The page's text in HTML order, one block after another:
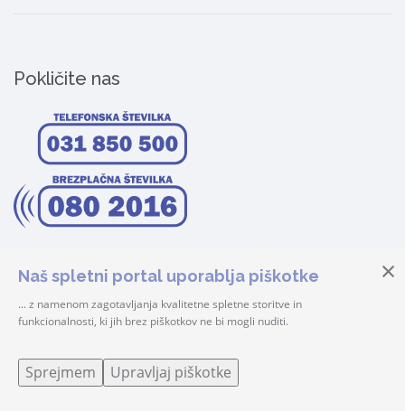
Pokličite nas
© 2026 Center Šteker | Vse pravice pridržane! |
Naš spletni portal uporablja piškotke
... z namenom zagotavljanja kvalitetne spletne storitve in
funkcionalnosti, ki jih brez piškotkov ne bi mogli nuditi.
Sprejmem Upravljaj piškotke